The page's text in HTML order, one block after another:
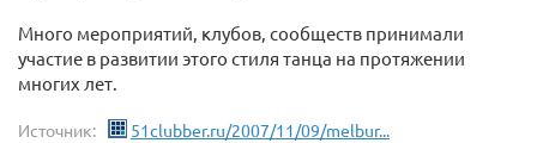
Много мероприятий, клубов, сообществ принимали
участие в развитии этого стиля танца на протяжении
многих лет.
Источник: 51clubber.ru/2007/11/09/melbur...